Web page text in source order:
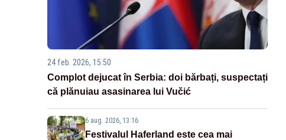
24 feb. 2026, 15:50
Complot dejucat în Serbia: doi bărbați, suspectați
că plănuiau asasinarea lui Vučić
6 aug. 2026, 13:16
Festivalul Haferland este cea mai